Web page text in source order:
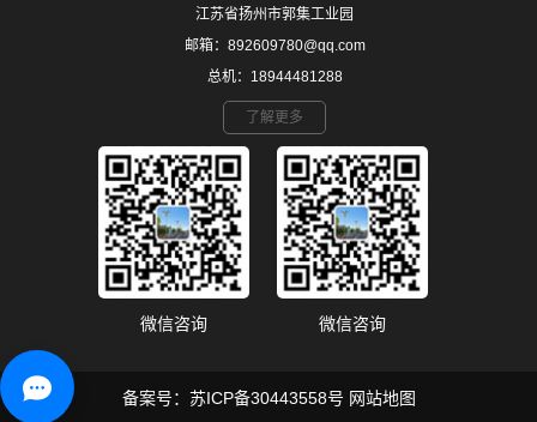
江苏省扬州市郭集工业园
邮箱：892609780@qq.com
总机：18944481288
了解更多
微信咨询 微信咨询
备案号： 苏ICP备30443558号 网站地图